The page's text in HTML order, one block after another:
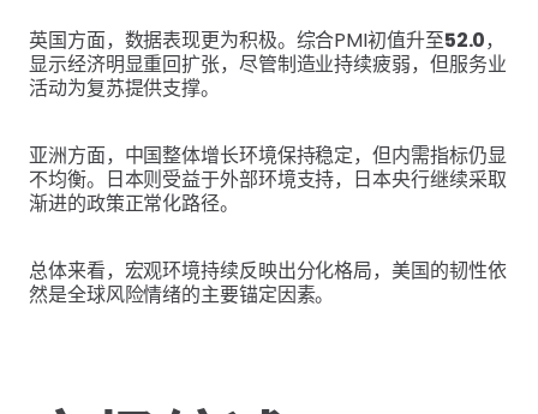
英国方面，数据表现更为积极。综合PMI初值升至52.0，
显示经济明显重回扩张，尽管制造业持续疲弱，但服务业
活动为复苏提供支撑。
亚洲方面，中国整体增长环境保持稳定，但内需指标仍显
不均衡。日本则受益于外部环境支持，日本央行继续采取
渐进的政策正常化路径。
总体来看，宏观环境持续反映出分化格局，美国的韧性依
然是全球风险情绪的主要锚定因素。